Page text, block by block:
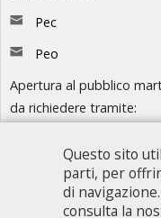
Pec
Peo
Apertura al pubblico
da richiedere tramite:
- Numero Verde:
Consulta
Questo sito
parti, per
di
consulta la